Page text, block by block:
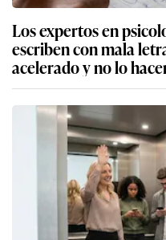
Los expertos en
escriben con mala
acelerado y no lo